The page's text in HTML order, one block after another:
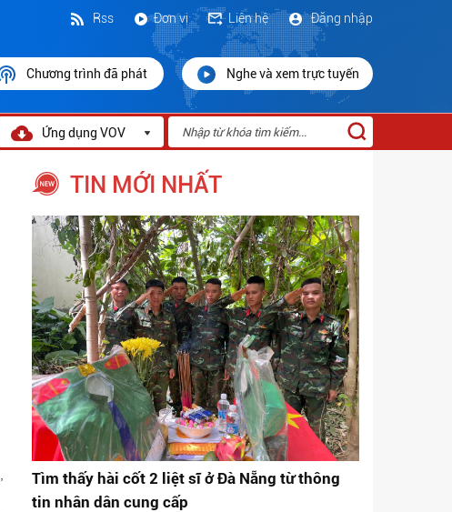
Đăng nhập
Liên hệ
Đơn vị
Rss
Chương trình đã phát Nghe và xem trực tuyến
Ứng dụng VOV
TIN MỚI NHẤT
Tìm thấy hài cốt 2 liệt sĩ ở Đà Nẵng từ thông
tin nhân dân cung cấp